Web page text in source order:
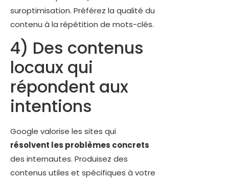
suroptimisation. Préférez la qualité du
contenu à la répétition de mots-clés.
4) Des contenus
locaux qui
répondent aux
intentions
Google valorise les sites qui
résolvent les problèmes concrets
des internautes. Produisez des
contenus utiles et spécifiques à votre